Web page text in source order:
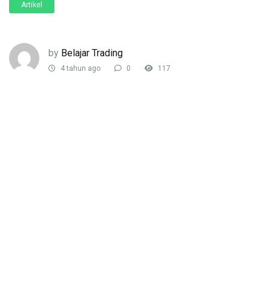
Artikel
by Belajar Trading
4 tahun ago 0 117